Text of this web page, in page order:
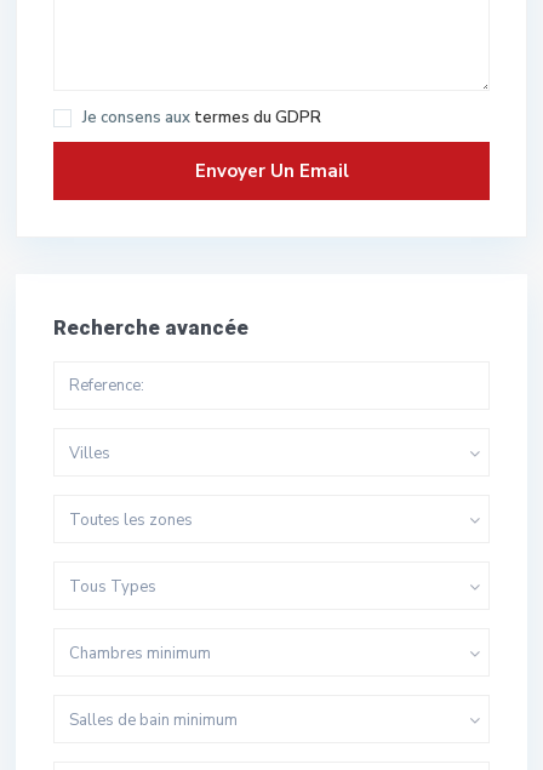
Je consens aux termes du GDPR
Recherche avancée
Villes
Toutes les zones
Tous Types
Chambres minimum
Salles de bain minimum